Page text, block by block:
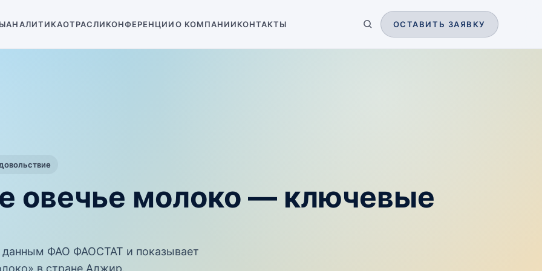
АНАЛИТИКАОТРАСЛИКОНФЕРЕНЦИИО КОМПАНИИКОНТАКТЫ ОСТАВИТЬ ЗАЯВКУ
овечье молоко — ключевые
ФАО ФАОСТАТ и показывает
в стране Алжир.